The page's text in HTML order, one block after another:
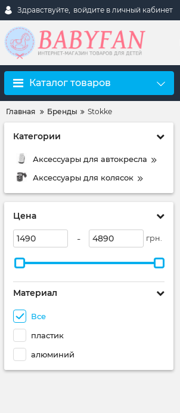
Здравствуйте, войдите в личный кабинет
Каталог товаров
Главная Бренды Stokke
Категории
Аксессуары для автокресла
Аксессуары для колясок
Цена
- грн.
Материал
Все
пластик
алюминий